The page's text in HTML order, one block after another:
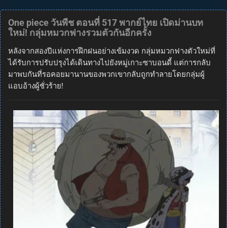
One piece วันพีช ตอนที่ 517 พากย์ไทย เปิดม่านบท
ใหม่! กลุ่มหมวกฟางรวมตัวกันอีกครั้ง
หลังจากสองปีแห่งการฝึกฝนอย่างเข้มงวด กลุ่มหมวกฟางตัวใหม่ที่
ได้รับการปรับปรุงได้เดินทางไปยังหมู่เกาะซาบอนดี้ แต่การกลับ
มาพบกันที่รอคอยมานานของพวกเขากลับถูกทำลายโดยกลุ่มผู้
แอบอ้างผู้ชั่วร้าย!